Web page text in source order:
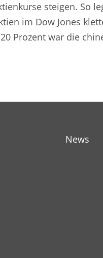
steigen. So
im Dow Jones
Prozent war die
News